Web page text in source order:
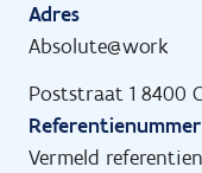
Adres
Absolute@work
Poststraat 1 8400
Referentienummer
Vermeld